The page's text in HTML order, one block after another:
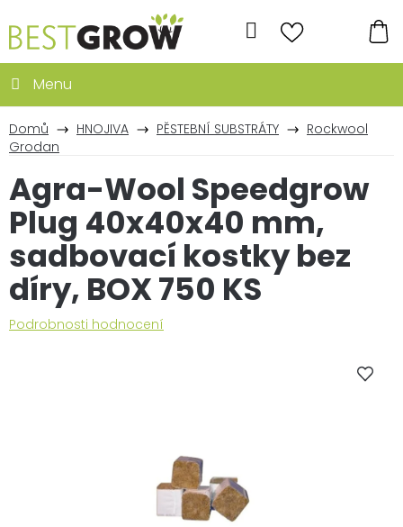
na
obsah
Hledat
Domů HNOJIVA PĚSTEBNÍ SUBSTRÁTY
Rockwool
Grodan
Agra-Wool Speedgrow
Plug 40x40x40 mm,
sadbovací kostky bez
díry, BOX 750 KS
Průměrné
Podrobnosti hodnocení